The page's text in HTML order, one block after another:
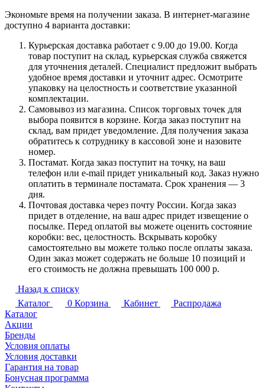
Экономьте время на получении заказа. В интернет-магазине
доступно 4 варианта доставки:
Курьерская доставка работает с 9.00 до 19.00. Когда
товар поступит на склад, курьерская служба свяжется
для уточнения деталей. Специалист предложит выбрать
удобное время доставки и уточнит адрес. Осмотрите
упаковку на целостность и соответствие указанной
комплектации.
Самовывоз из магазина. Список торговых точек для
выбора появится в корзине. Когда заказ поступит на
склад, вам придет уведомление. Для получения заказа
обратитесь к сотруднику в кассовой зоне и назовите
номер.
Постамат. Когда заказ поступит на точку, на ваш
телефон или e-mail придет уникальный код. Заказ нужно
оплатить в терминале постамата. Срок хранения — 3
дня.
Почтовая доставка через почту России. Когда заказ
придет в отделение, на ваш адрес придет извещение о
посылке. Перед оплатой вы можете оценить состояние
коробки: вес, целостность. Вскрывать коробку
самостоятельно вы можете только после оплаты заказа.
Один заказ может содержать не больше 10 позиций и
его стоимость не должна превышать 100 000 р.
Назад к списку
Каталог
0 Корзина Кабинет
Распродажа
Каталог
Акции
Бренды
Условия оплаты
Условия доставки
Гарантия на товар
Бонусная программа